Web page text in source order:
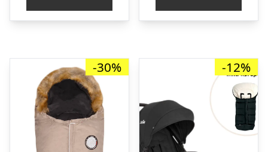
-30% -12%